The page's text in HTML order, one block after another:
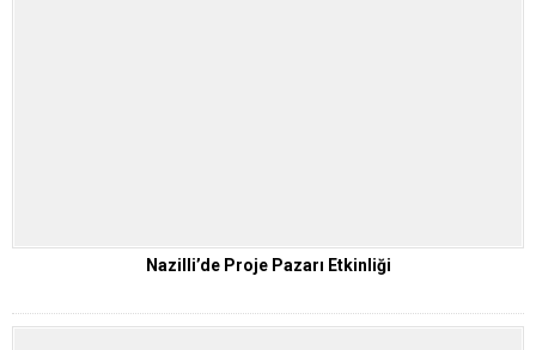
Nazilli’de Proje Pazarı Etkinliği